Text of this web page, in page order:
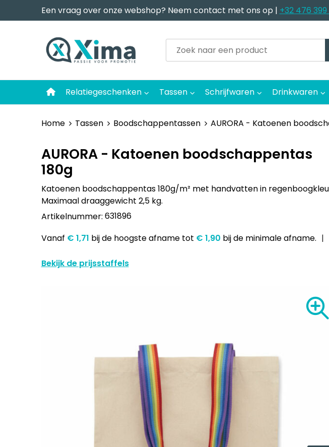
Een vraag over onze webshop? Neem contact met ons op | +32 476 399
Relatiegeschenken Tassen Schrijfwaren Drinkwaren
Home Tassen Boodschappentassen AURORA - Katoenen
AURORA - Katoenen boodschappentas
180g
Katoenen boodschappentas 180g/m² met handvatten in
Maximaal draaggewicht 2,5 kg.
Artikelnummer: 631896
Vanaf € 1,71 bij de hoogste afnametot € 1,90 bij de minimale afname.
Bekijk de prijsstaffels